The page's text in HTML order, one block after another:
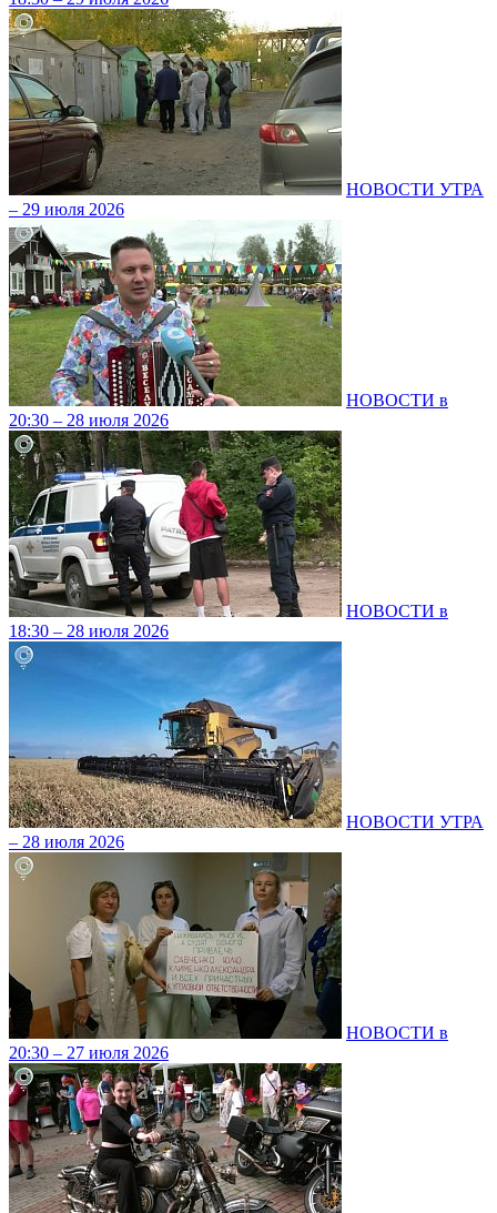
НОВОСТИ УТРА
– 29 июля 2026
НОВОСТИ в
20:30 – 28 июля 2026
НОВОСТИ в
18:30 – 28 июля 2026
НОВОСТИ УТРА
– 28 июля 2026
НОВОСТИ в
20:30 – 27 июля 2026